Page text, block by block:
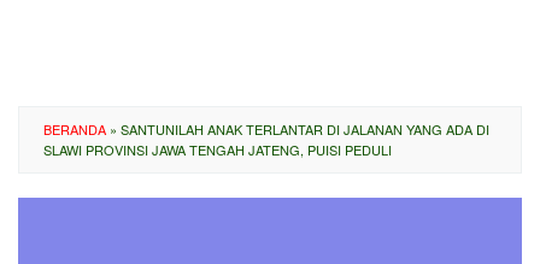
BERANDA » SANTUNILAH ANAK TERLANTAR DI JALANAN YANG ADA DI
SLAWI PROVINSI JAWA TENGAH JATENG, PUISI PEDULI